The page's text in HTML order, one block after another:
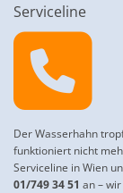
Serviceline

Der Wasserhahn
funktioniert nicht
Serviceline in Wien
01/749 34 51 an –